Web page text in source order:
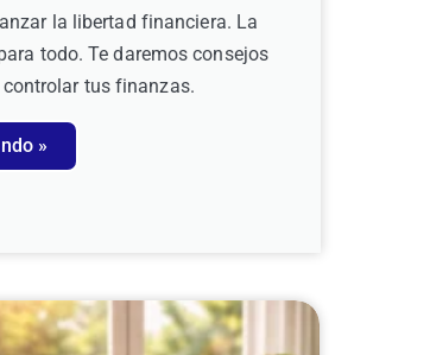
la libertad financiera. La
todo. Te daremos consejos
tus finanzas.
»